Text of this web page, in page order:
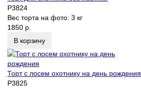
P3824
Вес торта на фото: 3 кг
1850 р.
В корзину
Торт с лосем охотнику на день рождения
P3825